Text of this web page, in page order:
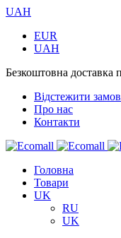
UAH
EUR
UAH
Безкоштовна доставка
Відстежити
Про нас
Контакти
Головна
Товари
UK
RU
UK